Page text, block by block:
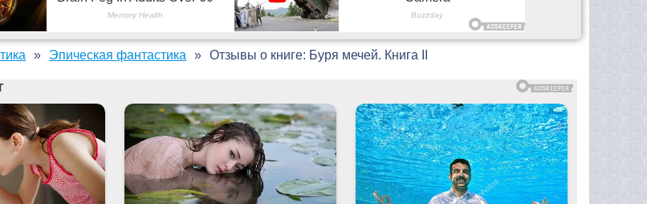
Эпическая фантастика Отзывы о книге: Буря мечей. Книга II